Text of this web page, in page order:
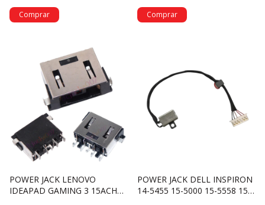
POWER JACK LENOVO
IDEAPAD GAMING 3 15ACH6
POWER JACK DELL INSPIRON
14-5455 15-5000 15-5558 15-